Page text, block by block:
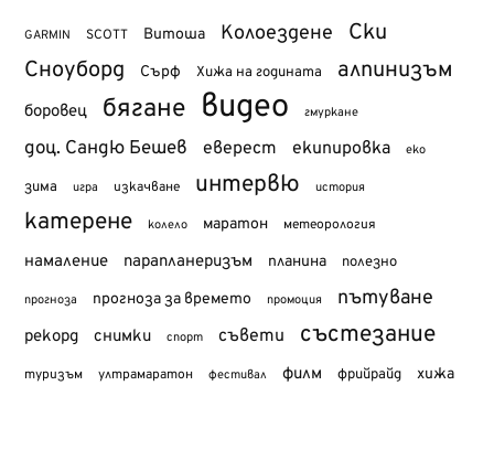
GARMIN SCOTT Витоша Колоездене Ски
Сноуборд Сърф Хижа на годината алпинизъм
боровец бягане видео гмуркане
доц. Сандю Бешев еверест екипировка еко
зима игра изкачване интервю история
катерене колело маратон метеорология
намаление парапланеризъм планина полезно
прогноза прогноза за времето промоция пътуване
рекорд снимки спорт съвети състезание
туризъм ултрамаратон фестивал филм фрийрайд хижа